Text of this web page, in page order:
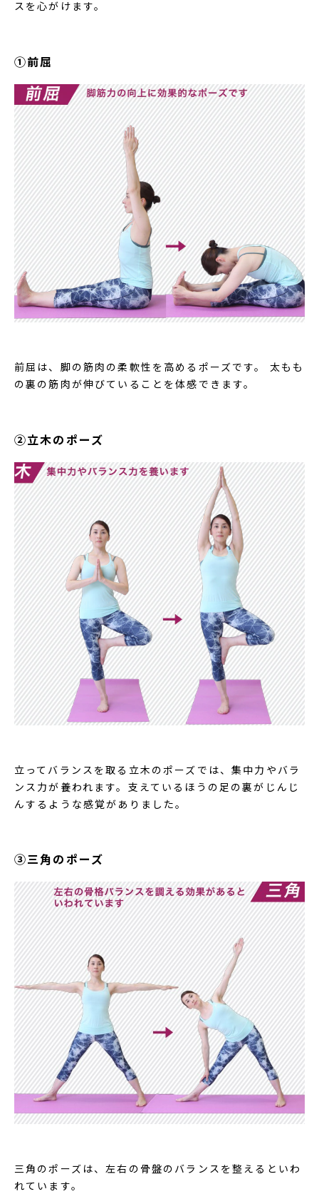
スを心がけます。
①前屈
前屈は、脚の筋肉の柔軟性を高めるポーズです。 太もも
の裏の筋肉が伸びていることを体感できます。
②立木のポーズ
立ってバランスを取る立木のポーズでは、集中力やバラ
ンス力が養われます。支えているほうの足の裏がじんじ
んするような感覚がありました。
③三角のポーズ
三角のポーズは、左右の骨盤のバランスを整えるといわ
れています。